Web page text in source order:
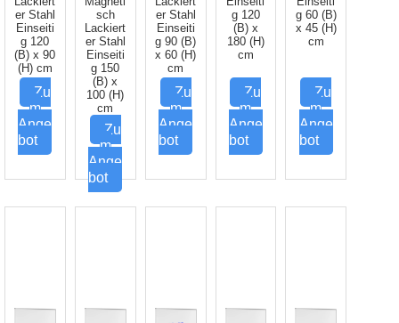
er Stahl
Einseiti
g 120
(B) x 90
(H) cm
Zu
m
Ange
bot
sch
Lackiert
er Stahl
Einseiti
g 150
(B) x
100 (H)
cm
Zu
m
Ange
bot
er Stahl
Einseiti
g 90 (B)
x 60 (H)
cm
Zu
m
Ange
bot
g 120
(B) x
180 (H)
cm
Zu
m
Ange
bot
g 60 (B)
x 45 (H)
cm
Zu
m
Ange
bot